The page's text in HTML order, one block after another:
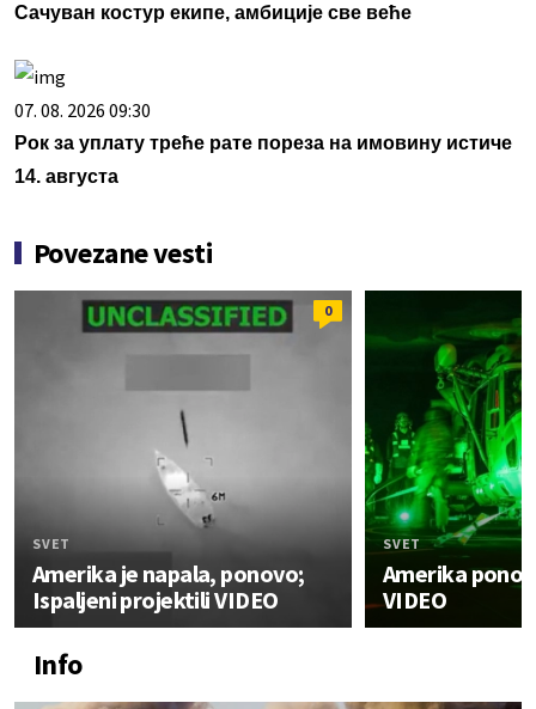
Сачуван костур екипе, амбиције све веће
07. 08. 2026 09:30
Рок за уплату треће рате пореза на имовину истиче
14. августа
Povezane vesti
0
SVET
Amerika je napala, ponovo;
Ispaljeni projektili VIDEO
SVET
Amerika
VIDEO
Info